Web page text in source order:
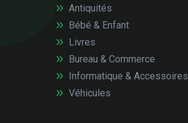
Antiquités
Bébé & Enfant
Livres
Bureau & Commerce
Informatique & Accessoires
Véhicules